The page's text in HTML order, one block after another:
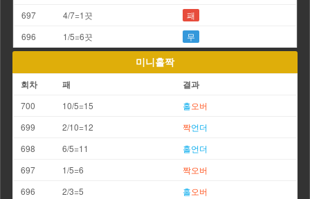
697
4/7=1끗
패
696
1/5=6끗 무
미니홀짝
회차 패 결과
700 10/5=15 홀오버
699
2/10=12 짝언더
698
6/5=11 홀언더
697
1/5=6 짝오버
696
2/3=5 홀오버